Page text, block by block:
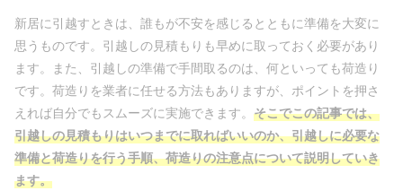
新居に引越すときは、誰もが不安を感じるとともに準備を大変に
思うものです。引越しの見積もりも早めに取っておく必要があり
ます。また、引越しの準備で手間取るのは、何といっても荷造り
です。荷造りを業者に任せる方法もありますが、ポイントを押さ
えれば自分でもスムーズに実施できます。 そこでこの記事では、
引越しの見積もりはいつまでに取ればいいのか、引越しに必要な
準備と荷造りを行う手順、荷造りの注意点について説明していき
ます。